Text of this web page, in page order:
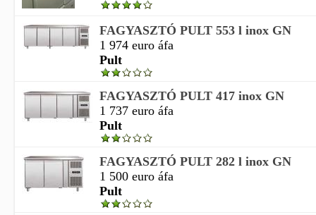
FAGYASZTÓ PULT 553 l inox GN
1 974 euro áfa
Pult
FAGYASZTÓ PULT 417 inox GN
1 737 euro áfa
Pult
FAGYASZTÓ PULT 282 l inox GN
1 500 euro áfa
Pult